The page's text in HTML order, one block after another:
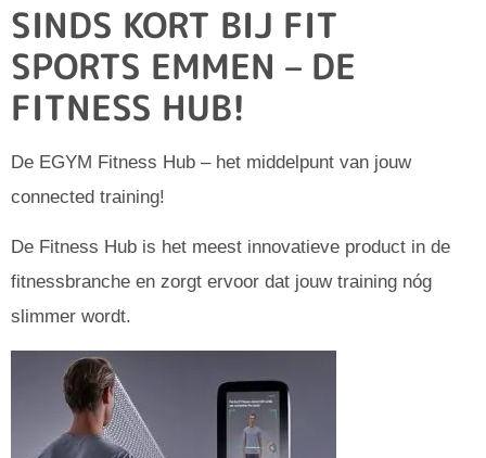
SINDS KORT BIJ FIT
SPORTS EMMEN – DE
FITNESS HUB!
De EGYM Fitness Hub – het middelpunt van jouw
connected training!
De Fitness Hub is het meest innovatieve product in de
fitnessbranche en zorgt ervoor dat jouw training nóg
slimmer wordt.